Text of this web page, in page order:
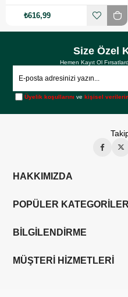
₺616,99
Size Özel
Hemen Kayıt Ol
Üyelik koşullarını vekişisel
HAKKIMIZDA
POPÜLER KATEGORİLER
BİLGİLENDİRME
MÜŞTERİ HİZMETLERİ